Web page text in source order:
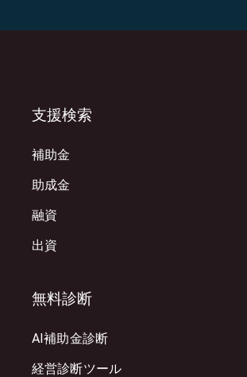
支援検索
補助金
助成金
融資
出資
無料診断
AI補助金診断
経営診断ツール